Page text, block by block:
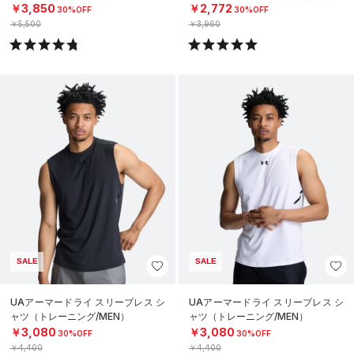
￥3,850 30%OFF
￥5,500
￥2,772 30%OFF
￥3,960
SALE
UAアーマードライ スリーブレス シ
ャツ（トレーニング/MEN）
￥3,080 30%OFF
￥4,400
SALE
UAアーマードライ スリーブレス シ
ャツ（トレーニング/MEN）
￥3,080 30%OFF
￥4,400